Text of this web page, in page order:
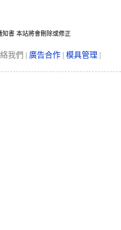
知書 本站將會刪除或修正
我們 | 廣告合作 | 模具管理 |